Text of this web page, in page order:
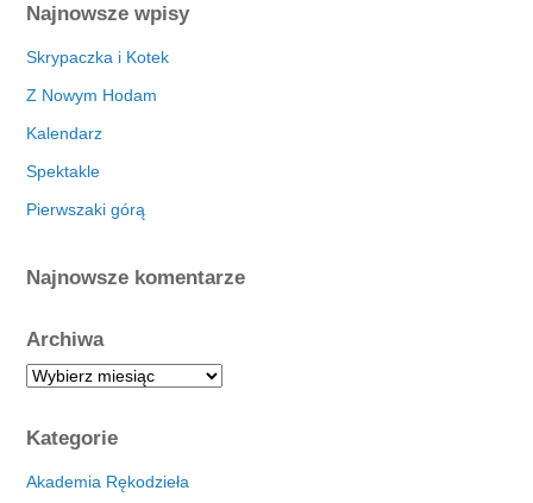
Najnowsze wpisy
Skrypaczka i Kotek
Z Nowym Hodam
Kalendarz
Spektakle
Pierwszaki górą
Najnowsze komentarze
Archiwa
A
h
i
Kategorie
Akademia Rękodzieła